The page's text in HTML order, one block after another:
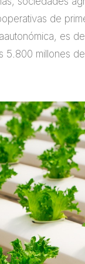
de
es
5.800 millones de